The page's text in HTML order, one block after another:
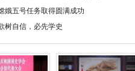
娥五号任务取得圆满成功
树自信，必先学史